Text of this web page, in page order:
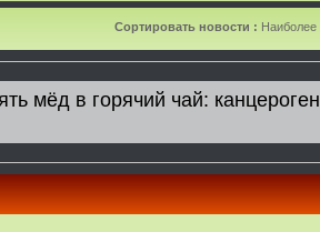
Сортировать новости : Наиболее